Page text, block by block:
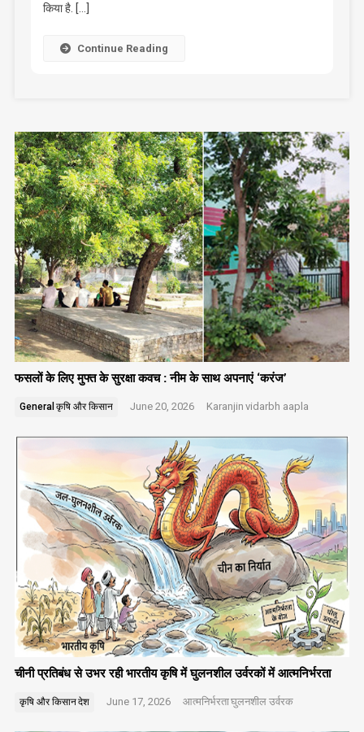
किया है. […]
Continue Reading
फसलों के लिए मुफ्त के सुरक्षा कवच : नीम के साथ अपनाएं ‘करंज’
General कृषि और किसान June 20, 2026 Karanjin vidarbh aapla
चीनी प्रतिबंध से उभर रही भारतीय कृषि में घुलनशील उर्वरकों में आत्मनिर्भरता
कृषि और किसानदेश June 17, 2026 आत्मनिर्भरताघुलनशील उर्वरक